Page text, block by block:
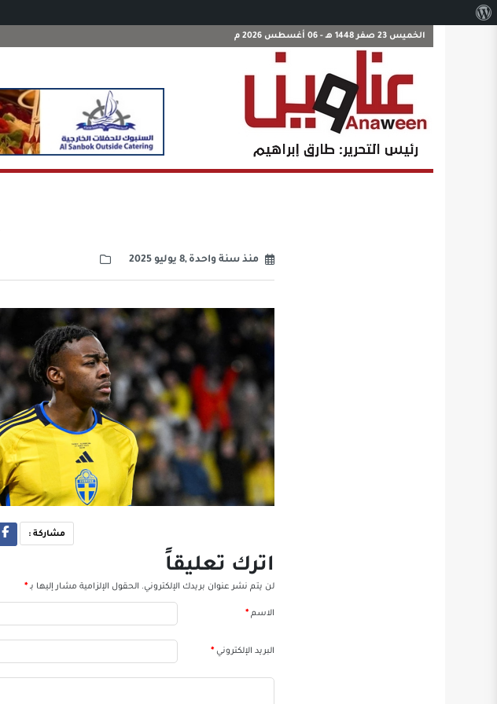
الخميس 23 صفر 1448 هـ - 06 أغسطس 2026 م
منذ سنة واحدة ,8 يوليو 2025
مشاركة :
اترك تعليقاً
لن يتم نشر عنوان بريدك الإلكتروني. الحقول الإلزامية مشار إليها بـ*
الاسم*
البريد الإلكتروني*